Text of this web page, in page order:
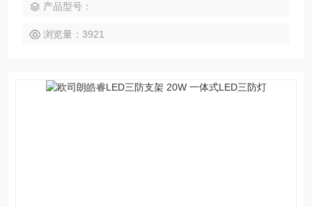
产品型号：
浏览量：3921